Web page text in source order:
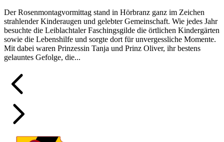
Der Rosenmontagvormittag stand in Hörbranz ganz im Zeichen
strahlender Kinderaugen und gelebter Gemeinschaft. Wie jedes Jahr
besuchte die Leiblachtaler Faschingsgilde die örtlichen Kindergärten
sowie die Lebenshilfe und sorgte dort für unvergessliche Momente.
Mit dabei waren Prinzessin Tanja und Prinz Oliver, ihr bestens
gelauntes Gefolge, die...